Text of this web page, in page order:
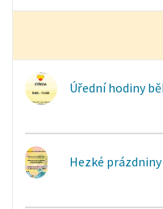
Úřední hodiny
Hezké